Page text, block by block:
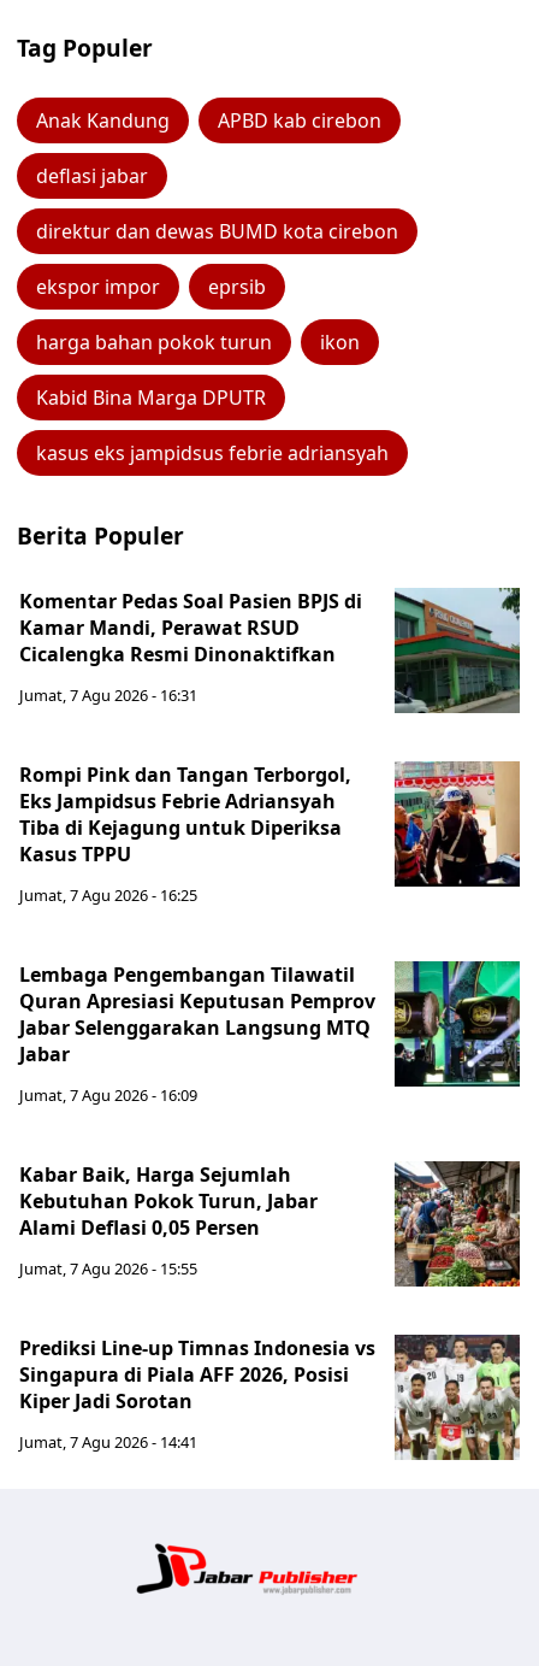
Tag Populer
Anak Kandung APBD kab cirebon
deflasi jabar
direktur dan dewas BUMD kota cirebon
ekspor impor eprsib
harga bahan pokok turun ikon
Kabid Bina Marga DPUTR
kasus eks jampidsus febrie adriansyah
Berita Populer
Komentar Pedas Soal Pasien BPJS di
Kamar Mandi, Perawat RSUD
Cicalengka Resmi Dinonaktifkan
Jumat, 7 Agu 2026 - 16:31
Rompi Pink dan Tangan Terborgol,
Eks Jampidsus Febrie Adriansyah
Tiba di Kejagung untuk Diperiksa
Kasus TPPU
Jumat, 7 Agu 2026 - 16:25
Lembaga Pengembangan Tilawatil
Quran Apresiasi Keputusan Pemprov
Jabar Selenggarakan Langsung MTQ
Jabar
Jumat, 7 Agu 2026 - 16:09
Kabar Baik, Harga Sejumlah
Kebutuhan Pokok Turun, Jabar
Alami Deflasi 0,05 Persen
Jumat, 7 Agu 2026 - 15:55
Prediksi Line-up Timnas Indonesia vs
Singapura di Piala AFF 2026, Posisi
Kiper Jadi Sorotan
Jumat, 7 Agu 2026 - 14:41